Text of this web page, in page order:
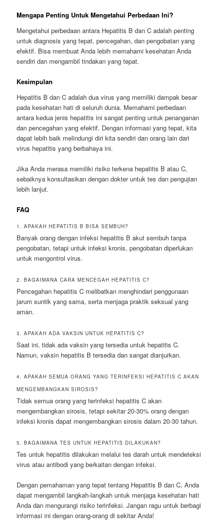
Mengapa Penting Untuk Mengetahui Perbedaan Ini?
Mengetahui perbedaan antara Hepatitis B dan C adalah penting
untuk diagnosis yang tepat, pencegahan, dan pengobatan yang
efektif. Bisa membuat Anda lebih memahami kesehatan Anda
sendiri dan mengambil tindakan yang tepat.
Kesimpulan
Hepatitis B dan C adalah dua virus yang memiliki dampak besar
pada kesehatan hati di seluruh dunia. Memahami perbedaan
antara kedua jenis hepatitis ini sangat penting untuk penanganan
dan pencegahan yang efektif. Dengan informasi yang tepat, kita
dapat lebih baik melindungi diri kita sendiri dan orang lain dari
virus hepatitis yang berbahaya ini.
Jika Anda merasa memiliki risiko terkena hepatitis B atau C,
sebaiknya konsultasikan dengan dokter untuk tes dan pengujian
lebih lanjut.
FAQ
1. APAKAH HEPATITIS B BISA SEMBUH?
Banyak orang dengan infeksi hepatitis B akut sembuh tanpa
pengobatan, tetapi untuk infeksi kronis, pengobatan diperlukan
untuk mengontrol virus.
2. BAGAIMANA CARA MENCEGAH HEPATITIS C?
Pencegahan hepatitis C melibatkan menghindari penggunaan
jarum suntik yang sama, serta menjaga praktik seksual yang
aman.
3. APAKAH ADA VAKSIN UNTUK HEPATITIS C?
Saat ini, tidak ada vaksin yang tersedia untuk hepatitis C.
Namun, vaksin hepatitis B tersedia dan sangat dianjurkan.
4. APAKAH SEMUA ORANG YANG TERINFEKSI HEPATITIS C AKAN
MENGEMBANGKAN SIROSIS?
Tidak semua orang yang terinfeksi hepatitis C akan
mengembangkan sirosis, tetapi sekitar 20-30% orang dengan
infeksi kronis dapat mengembangkan sirosis dalam 20-30 tahun.
5. BAGAIMANA TES UNTUK HEPATITIS DILAKUKAN?
Tes untuk hepatitis dilakukan melalui tes darah untuk mendeteksi
virus atau antibodi yang berkaitan dengan infeksi.
Dengan pemahaman yang tepat tentang Hepatitis B dan C, Anda
dapat mengambil langkah-langkah untuk menjaga kesehatan hati
Anda dan mengurangi risiko terinfeksi. Jangan ragu untuk berbagi
informasi ini dengan orang-orang di sekitar Anda!